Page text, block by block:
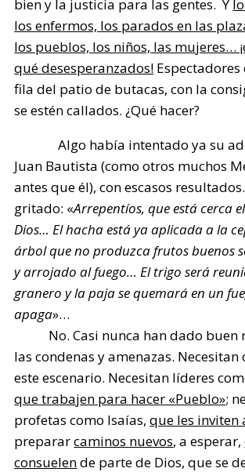
bien y la justicia para las gentes. Y
los enfermos, los parados en las
los pueblos, los niños, las mujeres…
qué desesperanzados!
fila del patio de butacas, con la
se estén callados. ¿Qué hacer?
Algo había intentado ya su
Juan Bautista (como otros muchos
antes que él), con escasos
gritado: «Arrepentíos, que está cerca
Dios… El hacha está ya aplicada a la
árbol que no produzca frutos buenos
y arrojado al fuego… El trigo será
granero y la paja se quemará en un
apaga»…
No. Casi nunca han dado buen
las condenas y amenazas. Necesitan
este escenario. Necesitan líderes
que trabajen para hacer «Pueblo»;
profetas como Isaías,que les inviten
prepararcaminos nuevos, a esperar,
consuelende parte de Dios, que se